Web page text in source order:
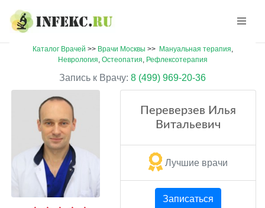
Каталог Врачей >> Врачи Москвы >> Мануальная терапия,
Неврология, Остеопатия, Рефлексотерапия
Запись к Врачу: 8 (499) 969-20-36
Переверзев Илья
Витальевич
Лучшие врачи
Записаться